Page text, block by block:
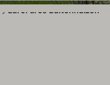
EuroParcs Buitenhuizen